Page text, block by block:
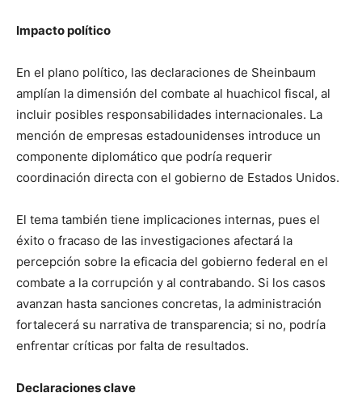
Impacto político
En el plano político, las declaraciones de Sheinbaum
amplían la dimensión del combate al huachicol fiscal, al
incluir posibles responsabilidades internacionales. La
mención de empresas estadounidenses introduce un
componente diplomático que podría requerir
coordinación directa con el gobierno de Estados Unidos.
El tema también tiene implicaciones internas, pues el
éxito o fracaso de las investigaciones afectará la
percepción sobre la eficacia del gobierno federal en el
combate a la corrupción y al contrabando. Si los casos
avanzan hasta sanciones concretas, la administración
fortalecerá su narrativa de transparencia; si no, podría
enfrentar críticas por falta de resultados.
Declaraciones clave